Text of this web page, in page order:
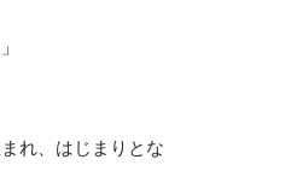
れ、はじまりとな